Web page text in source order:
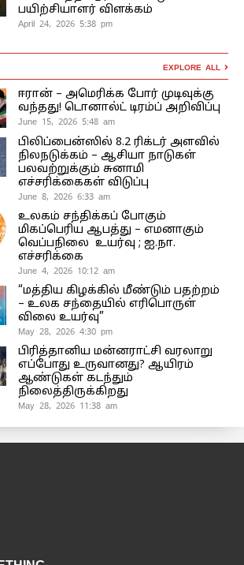
பயிற்சியாளர் விளக்கம்
April 24, 2026 5:38 pm
EXPLORE ALL
ஈரான் – அமெரிக்க போர் முடிவுக்கு
வந்தது! டொனால்ட் டிரம்ப் அறிவிப்பு
June 15, 2026 5:48 am
பிலிப்பைன்ஸில் 8.2 ரிக்டர் அளவில்
நிலநடுக்கம் – ஆசியா நாடுகள்
பலவற்றுக்கும் சுனாமி
எச்சரிக்கைகள் விடுப்பு
June 8, 2026 6:33 am
உலகம் சந்திக்கப் போகும்
மிகப்பெரிய ஆபத்து – எமனாகும்
வெப்பநிலை உயர்வு ; ஐ.நா.
எச்சரிக்கை
June 4, 2026 10:12 am
“மத்திய கிழக்கில் மீண்டும் பதற்றம்
– உலக சந்தையில் எரிபொருள்
விலை உயர்வு”
May 28, 2026 4:30 pm
பிரித்தானிய மன்னராட்சி வரலாறு
எப்போது உருவானது? ஆயிரம்
ஆண்டுகள் கடந்தும்
நிலைத்திருக்கிறது
May 28, 2026 11:38 am